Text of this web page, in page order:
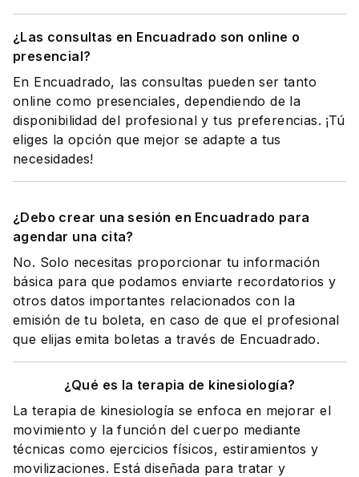
¿Las consultas en Encuadrado son online o
presencial?
En Encuadrado, las consultas pueden ser tanto
online como presenciales, dependiendo de la
disponibilidad del profesional y tus preferencias. ¡Tú
eliges la opción que mejor se adapte a tus
necesidades!
¿Debo crear una sesión en Encuadrado para
agendar una cita?
No. Solo necesitas proporcionar tu información
básica para que podamos enviarte recordatorios y
otros datos importantes relacionados con la
emisión de tu boleta, en caso de que el profesional
que elijas emita boletas a través de Encuadrado.
¿Qué es la terapia de kinesiología?
La terapia de kinesiología se enfoca en mejorar el
movimiento y la función del cuerpo mediante
técnicas como ejercicios físicos, estiramientos y
movilizaciones. Está diseñada para tratar y